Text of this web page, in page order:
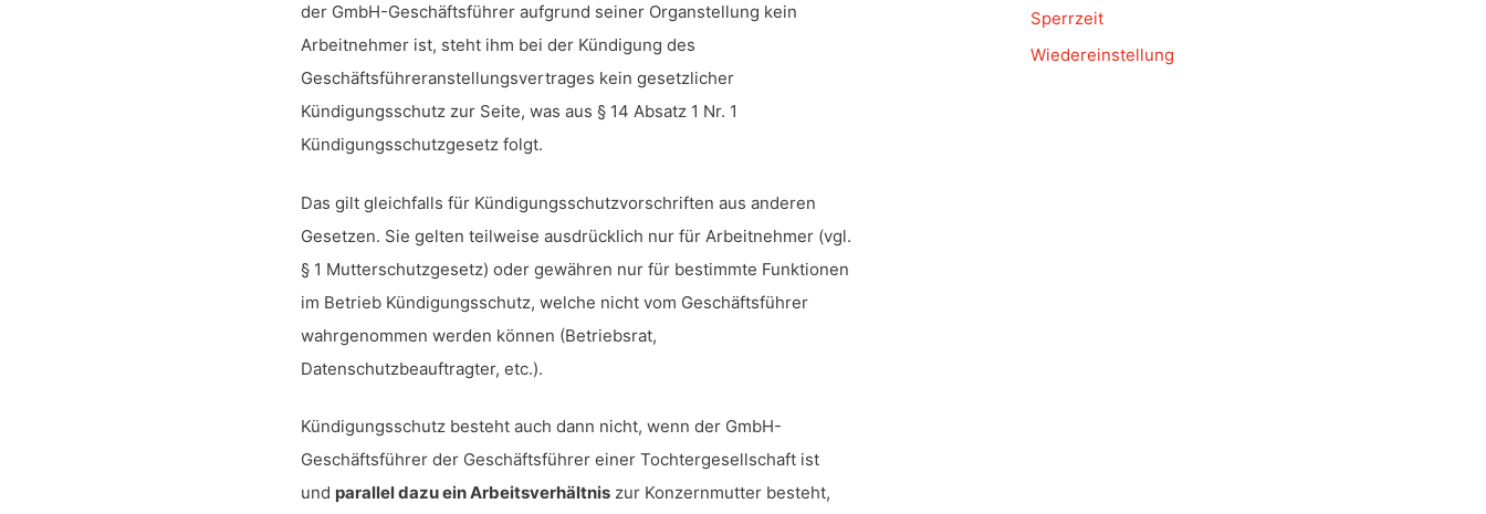
der GmbH-Geschäftsführer aufgrund seiner Organstellung kein
Arbeitnehmer ist, steht ihm bei der Kündigung des
Geschäftsführeranstellungsvertrages kein gesetzlicher
Kündigungsschutz zur Seite, was aus § 14 Absatz 1 Nr. 1
Kündigungsschutzgesetz folgt.
Das gilt gleichfalls für Kündigungsschutzvorschriften aus anderen
Gesetzen. Sie gelten teilweise ausdrücklich nur für Arbeitnehmer (vgl.
§ 1 Mutterschutzgesetz) oder gewähren nur für bestimmte Funktionen
im Betrieb Kündigungsschutz, welche nicht vom Geschäftsführer
wahrgenommen werden können (Betriebsrat,
Datenschutzbeauftragter, etc.).
Kündigungsschutz besteht auch dann nicht, wenn der GmbH-
Geschäftsführer der Geschäftsführer einer Tochtergesellschaft ist
und parallel dazu ein Arbeitsverhältnis zur Konzernmutter besteht,
Sperrzeit
Wiedereinstellung